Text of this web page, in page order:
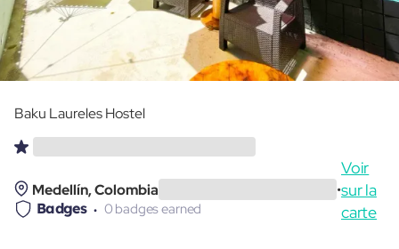
Baku Laureles Hostel
Medellín, Colombia •
Voir
sur la
carte
Badges 0 badges earned